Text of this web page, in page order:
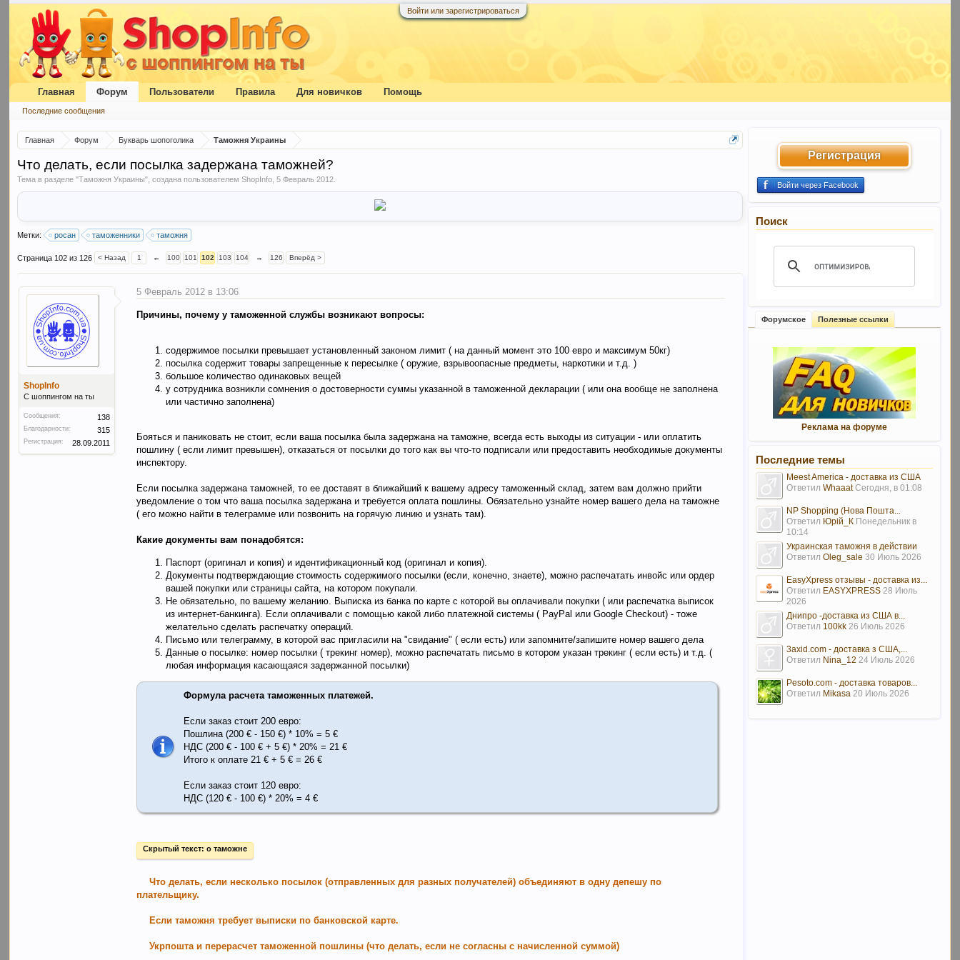
Войти или зарегистрироваться
Главная Форум Букварь шопоголика Таможня Украины
Что делать, если посылка задержана таможней?
Тема в разделе "Таможня Украины", создана пользователемShopInfo ,5 Февраль 2012
Метки: росан таможенники таможня
Страница 102 из 126 < Назад 1 ← 100 101 102 103 104 → 126 Вперёд >
ShopInfo
C шоппингом на ты
Сообщения: 138
Благодарности: 315
Регистрация: 28.09.2011
5 Февраль 2012 в 13:06
Причины, почему у таможенной службы возникают вопросы:
содержимое посылки превышает установленный законом лимит ( на данный момент это 100 евро и максимум 50кг)
посылка содержит товары запрещенные к пересылке ( оружие, взрывоопасные предметы, наркотики и т.д. )
большое количество одинаковых вещей
у сотрудника возникли сомнения о достоверности суммы указанной в таможенной декларации ( или она вообще не заполнена
или частично заполнена)
Бояться и паниковать не стоит, если ваша посылка была задержана на таможне, всегда есть выходы из ситуации - или оплатить
пошлину ( если лимит превышен), отказаться от посылки до того как вы что-то подписали или предоставить необходимые документы
инспектору.
Если посылка задержана таможней, то ее доставят в ближайший к вашему адресу таможенный склад, затем вам должно прийти
уведомление о том что ваша посылка задержана и требуется оплата пошлины. Обязательно узнайте номер вашего дела на таможне
( его можно найти в телеграмме или позвонить на горячую линию и узнать там).
Какие документы вам понадобятся:
Паспорт (оригинал и копия) и идентификационный код (оригинал и копия).
Документы подтверждающие стоимость содержимого посылки (если, конечно, знаете), можно распечатать инвойс или ордер
вашей покупки или страницы сайта, на котором покупали.
Не обязательно, по вашему желанию. Выписка из банка по карте с которой вы оплачивали покупки ( или распечатка выписок
из интернет-банкинга). Если оплачивали с помощью какой либо платежной системы ( PayPal или Google Checkout) - тоже
желательно сделать распечатку операций.
Письмо или телеграмму, в которой вас пригласили на "свидание" ( если есть) или запомните/запишите номер вашего дела
Данные о посылке: номер посылки ( трекинг номер), можно распечатать письмо в котором указан трекинг ( если есть) и т.д. (
любая информация касающаяся задержанной посылки)
Формула расчета таможенных платежей.
Если заказ стоит 200 евро:
Пошлина (200 € - 150 €) * 10% = 5 €
НДС (200 € - 100 € + 5 €) * 20% = 21 €
Итого к оплате 21 € + 5 € = 26 €
Если заказ стоит 120 евро:
НДС (120 € - 100 €) * 20% = 4 €
Скрытый текст:о таможне
Что делать, если несколько посылок (отправленных для разных получателей) объединяют в одну депешу по
плательщику.
Если таможня требует выписки по банковской карте.
Укрпошта и перерасчет таможенной пошлины (что делать, если не согласны с начисленной суммой)
Регистрация
Войти через Facebook
Поиск
Форумское Полезные ссылки
Реклама на форуме
Последние темы
Meest America - доставка из США
Ответил Whaaat Сегодня, в 01:08
NP Shopping (Нова Пошта...
Ответил Юрій_К Понедельник в
10:14
Украинская таможня в действии
Ответил Oleg_sale 30 Июль 2026
EasyXpress отзывы - доставка из...
Ответил EASYXPRESS 28 Июль
2026
Днипро -доставка из США в...
Ответил 100kk 26 Июль 2026
3axid.com - доставка з США,...
Ответил Nina_12 24 Июль 2026
Pesoto.com - доставка товаров...
Ответил Mikasa 20 Июль 2026
Главная Форум
Последние сообщения
Пользователи Правила Для новичков Помощь